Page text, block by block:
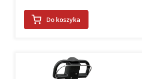
Do koszyka